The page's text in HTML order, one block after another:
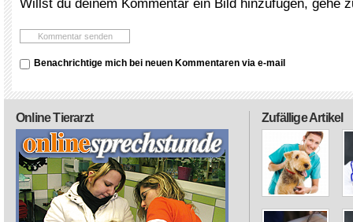
Willst du deinem Kommentar ein Bild hinzufügen, gehe
Benachrichtige mich bei neuen Kommentaren via e-mail
Zufällige Artikel
Online Tierarzt